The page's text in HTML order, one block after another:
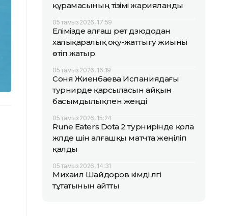
құрамасының тізімі жарияланды
05 тамыз 2026, 17:59
Елімізде алғаш рет дзюдодан
халықаралық оқу-жаттығу жиыны
өтіп жатыр
05 тамыз 2026, 16:19
Соня Жиенбаева Испаниядағы
турнирде қарсыласын айқын
басымдылықпен жеңді
05 тамыз 2026, 15:24
Rune Eaters Dota 2 турнирінде қола
жүлде үшін алғашқы матчта жеңіліп
қалды
05 тамыз 2026, 14:31
Михаил Шайдоров кімді үлгі
тұтатынын айтты